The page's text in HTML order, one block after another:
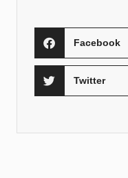
Facebook
Twitter